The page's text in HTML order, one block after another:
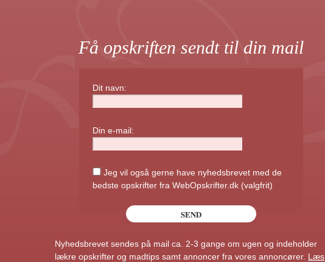
Få opskriften sendt til din mail
Dit navn:
Din e-mail:
Jeg vil også gerne have nyhedsbrevet med de
bedste opskrifter fra WebOpskrifter.dk (valgfrit)
Nyhedsbrevet sendes på mail ca. 2-3 gange om ugen og indeholder
lækre opskrifter og madtips samt annoncer fra vores annoncører. Læs